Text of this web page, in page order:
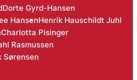
Dorte Gyrd-Hansen
HansenHenrik Hauschildt Juhl
Charlotta Pisinger
Rasmussen
Sørensen